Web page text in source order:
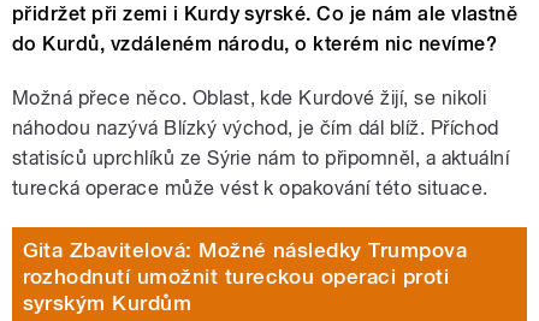
přidržet při zemi i Kurdy syrské. Co je nám ale vlastně
do Kurdů, vzdáleném národu, o kterém nic nevíme?
Možná přece něco. Oblast, kde Kurdové žijí, se nikoli
náhodou nazývá Blízký východ, je čím dál blíž. Příchod
statisíců uprchlíků ze Sýrie nám to připomněl, a aktuální
turecká operace může vést k opakování této situace.
Gita Zbavitelová: Možné následky Trumpova
rozhodnutí umožnit tureckou operaci proti
syrským Kurdům